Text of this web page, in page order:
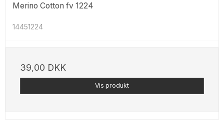
Merino Cotton fv 1224
14451224
39,00 DKK
Vis produkt